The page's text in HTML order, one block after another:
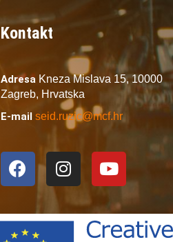
Kontakt
Adresa Kneza Mislava 15,10000
Zagreb, Hrvatska
E-mail seid.ruzic@mcf.hr